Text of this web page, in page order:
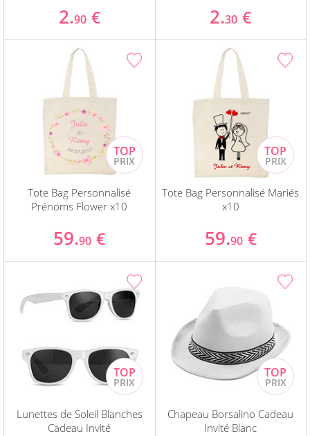
2.90 € 2.30 €
Tote Bag Personnalisé
Prénoms Flower x10
59.90 €
Tote Bag Personnalisé Mariés
x10
59.90 €
Lunettes de Soleil Blanches
Cadeau Invité
Chapeau Borsalino Cadeau
Invité Blanc